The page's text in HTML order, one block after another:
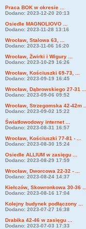
Praca BOK w okresie ...
Dodano: 2023-12-20 20:13
Osiedle MAGNOLIOVO ...
Dodano: 2023-11-28 13:16
Wrocław, Stalowa 63, ...
Dodano: 2023-11-06 16:20
Wrocław, Żwirki i Wigury ...
Dodano: 2023-10-29 16:26
Wrocław, Kościuszki 69-73, ...
Dodano: 2023-09-19 16:45
Wrocław, Dąbrowskiego 27-31 ...
Dodano: 2023-09-06 09:52
Wrocław, Strzegomska 42-42m ...
Dodano: 2023-09-02 15:22
Światłowodowy internet ...
Dodano: 2023-08-31 16:57
Wrocław, Kościuszki 77-81 - ...
Dodano: 2023-08-30 15:24
Osiedle ALLIUM w zasięgu ...
Dodano: 2023-08-29 17:59
Wrocław, Dworcowa 22-32 - ...
Dodano: 2023-08-24 14:37
Kiełczów, Skowronkowa 30-36 ...
Dodano: 2023-08-16 17:04
Kolejny budynek podłączony ...
Dodano: 2023-07-27 16:38
Drabika 42-46 w zasięgu ...
Dodano: 2023-07-03 17:33